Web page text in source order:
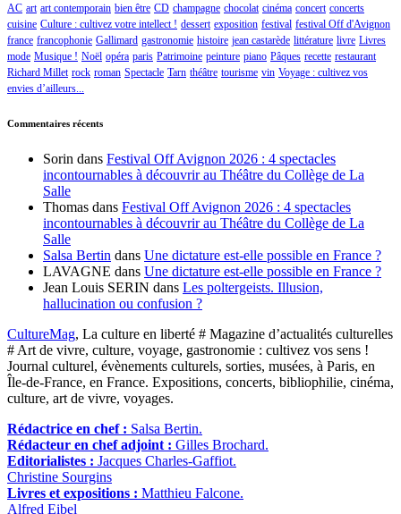
AC art art contemporain bien être CD champagne chocolat cinéma concert concerts
cuisine Culture : cultivez votre intellect ! dessert exposition festival festival Off d'Avignon
france francophonie Gallimard gastronomie histoire jean castarède littérature livre Livres
mode Musique ! Noël opéra paris Patrimoine peinture piano Pâques recette restaurant
Richard Millet rock roman Spectacle Tarn théâtre tourisme vin Voyage : cultivez vos
envies d’ailleurs...
Commentaires récents
Sorin dans Festival Off Avignon 2026 : 4 spectacles
incontournables à découvrir au Théâtre du Collège de La
Salle
Thomas dans Festival Off Avignon 2026 : 4 spectacles
incontournables à découvrir au Théâtre du Collège de La
Salle
Salsa Bertin dans Une dictature est-elle possible en France ?
LAVAGNE dans Une dictature est-elle possible en France ?
Jean Louis SERIN dans Les poltergeists. Illusion,
hallucination ou confusion ?
CultureMag, La culture en liberté # Magazine d’actualités culturelles
# Art de vivre, culture, voyage, gastronomie : cultivez vos sens !
Journal culturel, évènements culturels, sorties, musées, à Paris, en
Île-de-France, en France. Expositions, concerts, bibliophilie, cinéma,
culture, art de vivre, voyages.
Rédactrice en chef : Salsa Bertin.
Rédacteur en chef adjoint : Gilles Brochard.
Editorialistes : Jacques Charles-Gaffiot.
Christine Sourgins
Livres et expositions : Matthieu Falcone.
Alfred Eibel